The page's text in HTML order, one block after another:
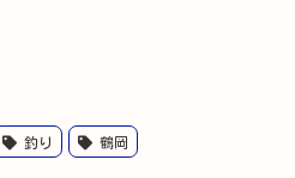
釣り 鶴岡